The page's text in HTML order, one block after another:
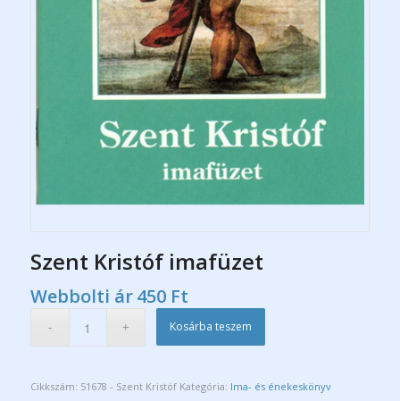
Szent Kristóf imafüzet
Webbolti ár 450 Ft
Kosárba teszem
Cikkszám: 51678 - Szent Kristóf Kategória: Ima- és énekeskönyv